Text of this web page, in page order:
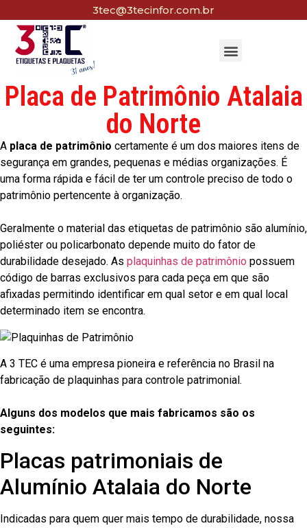
3tec@3tecinfor.com.br
Placa de Patrimônio Atalaia
do Norte
A placa de patrimônio certamente é um dos maiores itens de
segurança em grandes, pequenas e médias organizações. É
uma forma rápida e fácil de ter um controle preciso de todo o
patrimônio pertencente à organização.
Geralmente o material das etiquetas de patrimônio são alumínio,
poliéster ou policarbonato depende muito do fator de
durabilidade desejado. As plaquinhas de patrimônio possuem
código de barras exclusivos para cada peça em que são
afixadas permitindo identificar em qual setor e em qual local
determinado item se encontra.
A 3 TEC é uma empresa pioneira e referência no Brasil na
fabricação de plaquinhas para controle patrimonial.
Alguns dos modelos que mais fabricamos são os
seguintes:
Placas patrimoniais de
Alumínio Atalaia do Norte
Indicadas para quem quer mais tempo de durabilidade, nossa